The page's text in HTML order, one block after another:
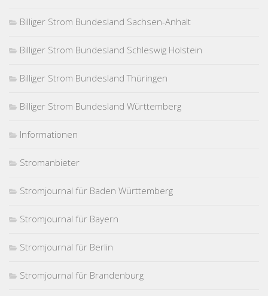
Billiger Strom Bundesland Sachsen-Anhalt
Billiger Strom Bundesland Schleswig Holstein
Billiger Strom Bundesland Thüringen
Billiger Strom Bundesland Württemberg
Informationen
Stromanbieter
Stromjournal für Baden Württemberg
Stromjournal für Bayern
Stromjournal für Berlin
Stromjournal für Brandenburg